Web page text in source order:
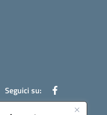
Seguici su: